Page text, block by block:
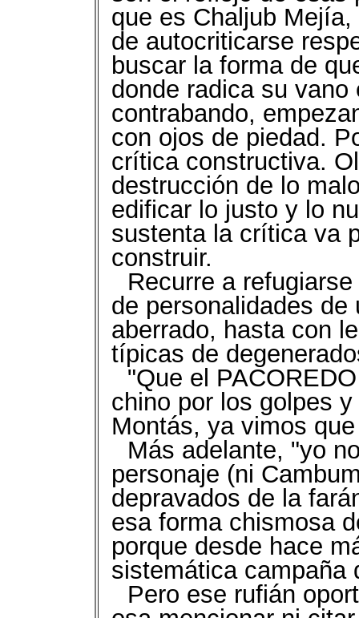
que es Chaljub
de autocriticarse
buscar la forma de
donde radica su
contrabando,
con ojos de piedad.
crítica constructiva.
destrucción de lo
edificar lo justo y lo
sustenta la crítica va
construir.
Recurre a
de personalidades
aberrado, hasta con
típicas de
"Que el
chino por los golpes
Montás, ya vimos
Más adelante, "yo
personaje (ni
depravados de la
esa forma chismosa
porque desde hace
sistemática campaña
Pero ese rufián